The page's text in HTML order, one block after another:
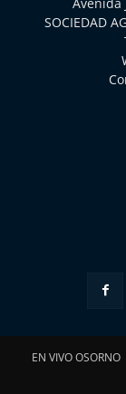
Avenida
SOCIEDAD
EN VIVO OSORNO